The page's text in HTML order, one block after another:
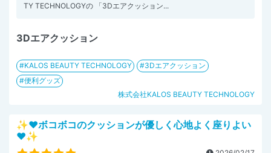
TY TECHNOLOGYの 「3Dエアクッション...
3Dエアクッション
KALOS BEAUTY TECHNOLOGY
3Dエアクッション
便利グッズ
株式会社KALOS BEAUTY TECHNOLOGY
✨️♥ボコボコのクッションが優しく心地よく座りよい
♥✨️